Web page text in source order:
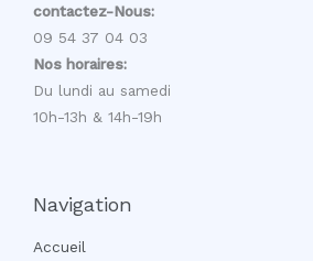
contactez-Nous:
09 54 37 04 03
Nos horaires:
Du lundi au samedi
10h-13h & 14h-19h
Navigation
Accueil